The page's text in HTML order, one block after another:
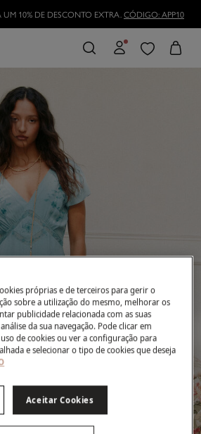
E APROVEITE AS VANTAGENS
próprias e de terceiros para gerir o
sobre a utilização do mesmo, melhorar os
publicidade relacionada com as suas
da sua navegação. Pode clicar em
de cookies ou ver a configuração para
e selecionar o tipo de cookies que deseja
Aceitar Cookies